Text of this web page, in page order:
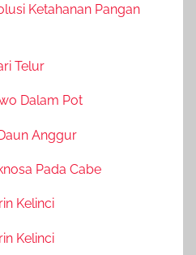
Ketahanan Pangan
Telur
Dalam Pot
Anggur
Pada Cabe
Kelinci
Kelinci